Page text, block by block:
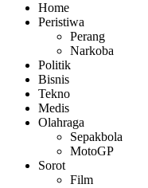
Home
Peristiwa
Perang
Narkoba
Politik
Bisnis
Tekno
Medis
Olahraga
Sepakbola
MotoGP
Sorot
Film